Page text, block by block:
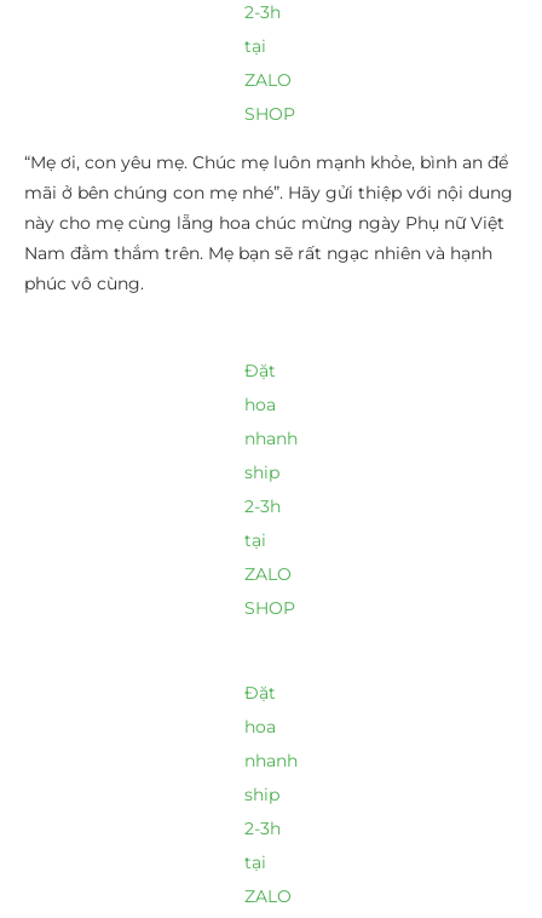
2-3h
tại
ZALO
SHOP
“Mẹ ơi, con yêu mẹ. Chúc mẹ luôn mạnh khỏe, bình an để
mãi ở bên chúng con mẹ nhé”. Hãy gửi thiệp với nội dung
này cho mẹ cùng lẵng hoa chúc mừng ngày Phụ nữ Việt
Nam đằm thắm trên. Mẹ bạn sẽ rất ngạc nhiên và hạnh
phúc vô cùng.
Đặt
hoa
nhanh
ship
2-3h
tại
ZALO
SHOP
Đặt
hoa
nhanh
ship
2-3h
tại
ZALO